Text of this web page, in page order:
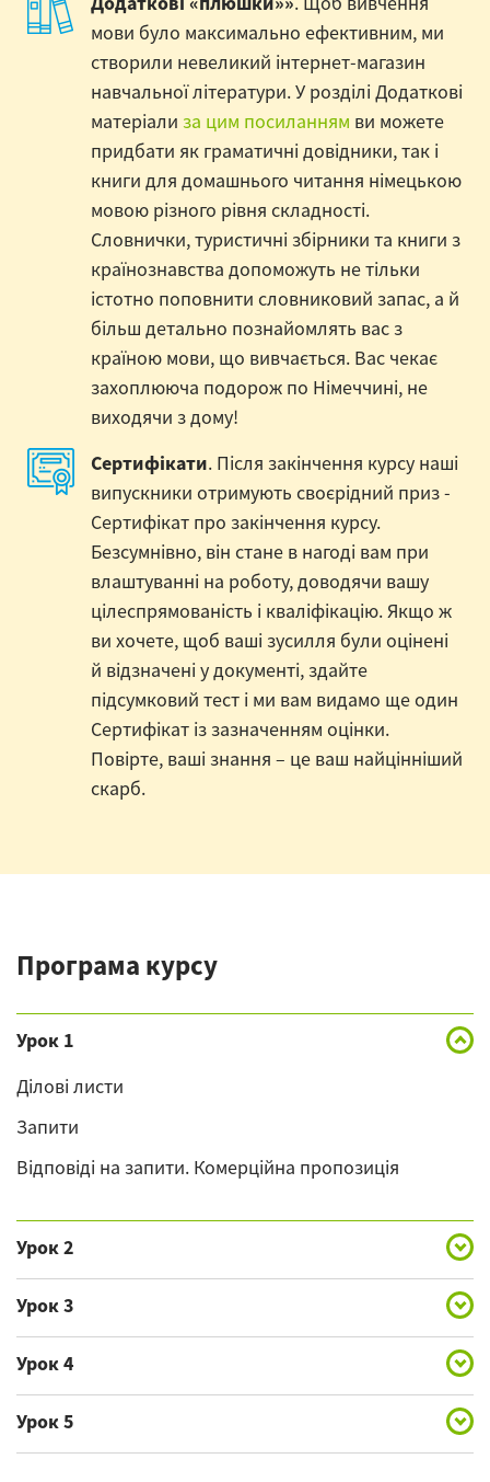
мови було максимально ефективним, ми
створили невеликий інтернет-магазин
навчальної літератури. У розділі Додаткові
матеріали за цим посиланням ви можете
придбати як граматичні довідники, так і
книги для домашнього читання німецькою
мовою різного рівня складності.
Словнички, туристичні збірники та книги з
країнознавства допоможуть не тільки
істотно поповнити словниковий запас, а й
більш детально познайомлять вас з
країною мови, що вивчається. Вас чекає
захоплююча подорож по Німеччині, не
виходячи з дому!
Сертифікати. Після закінчення курсу наші
випускники отримують своєрідний приз -
Сертифікат про закінчення курсу.
Безсумнівно, він стане в нагоді вам при
влаштуванні на роботу, доводячи вашу
цілеспрямованість і кваліфікацію. Якщо ж
ви хочете, щоб ваші зусилля були оцінені
й відзначені у документі, здайте
підсумковий тест і ми вам видамо ще один
Сертифікат із зазначенням оцінки.
Повірте, ваші знання – це ваш найцінніший
скарб.
Програма курсу
Урок 1
Ділові листи
Запити
Відповіді на запити. Комерційна пропозиція
Урок 2
Телефонні перемовини
Організація засідань, конференцій, ділових
зустрічей
Урок 3
Категорії готелів
Запити про умови проживання
Урок 4
Бронювання авіабілетів
Урок 5